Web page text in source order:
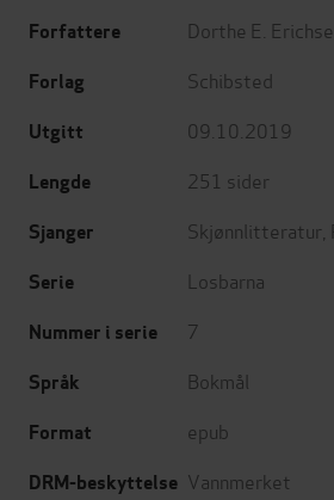
Forfattere Dorthe E.
Forlag Schibsted
Utgitt 09.10.2019
Lengde 251 sider
Sjanger Skjønnlitteratur
Serie Losbarna
Nummer i serie 7
Språk Bokmål
Format epub
DRM-beskyttelse Vannmerket